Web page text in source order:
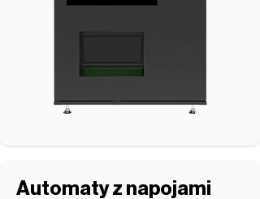
Automaty z napojami